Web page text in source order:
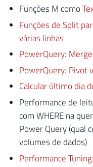
Funções M como
Funções de Split
várias linhas
PowerQuery:
PowerQuery: Pivot
Calcular último dia
Performance de
com WHERE na
Power Query (qual
volumes de dados)
Performance